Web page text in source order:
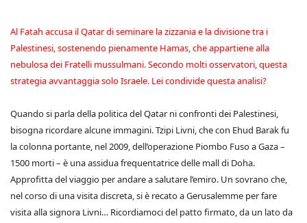
Al Fatah accusa il Qatar di seminare la zizzania e la divisione tra i
Palestinesi, sostenendo pienamente Hamas, che appartiene alla
nebulosa dei Fratelli mussulmani. Secondo molti osservatori, questa
strategia avvantaggia solo Israele. Lei condivide questa analisi?
Quando si parla della politica del Qatar ni confronti dei Palestinesi,
bisogna ricordare alcune immagini. Tzipi Livni, che con Ehud Barak fu
la colonna portante, nel 2009, dell’operazione Piombo Fuso a Gaza –
1500 morti – è una assidua frequentatrice delle mall di Doha.
Approfitta del viaggio per andare a salutare l’emiro. Un sovrano che,
nel corso di una visita discreta, si è recato a Gerusalemme per fare
visita alla signora Livni… Ricordiamoci del patto firmato, da un lato da